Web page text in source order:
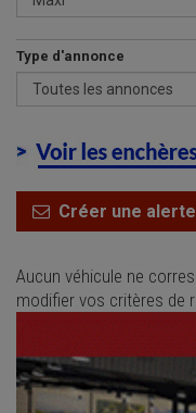
Type d'annonce
Créer une alerte
Aucun véhicule ne
modifier vos critères de